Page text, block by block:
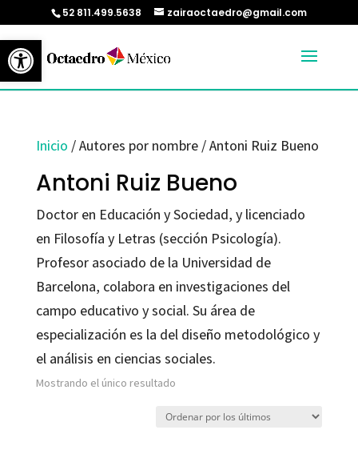
Abrir barra de herramientas
52 811.499.5638 zairaoctaedro@gmail.com
Inicio / Autores por nombre / Antoni Ruiz Bueno
Antoni Ruiz Bueno
Doctor en Educación y Sociedad, y licenciado
en Filosofía y Letras (sección Psicología).
Profesor asociado de la Universidad de
Barcelona, colabora en investigaciones del
campo educativo y social. Su área de
especialización es la del diseño metodológico y
el análisis en ciencias sociales.
Mostrando el único resultado